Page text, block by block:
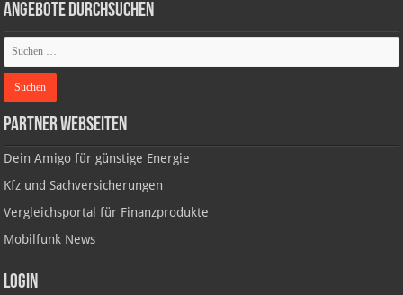
Angebote durchsuchen
Partner Webseiten
Dein Amigo für günstige Energie
Kfz und Sachversicherungen
Vergleichsportal für Finanzprodukte
Mobilfunk News
Login